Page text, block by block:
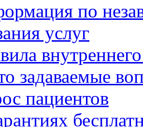
по
услуг
задаваемые
пациентов